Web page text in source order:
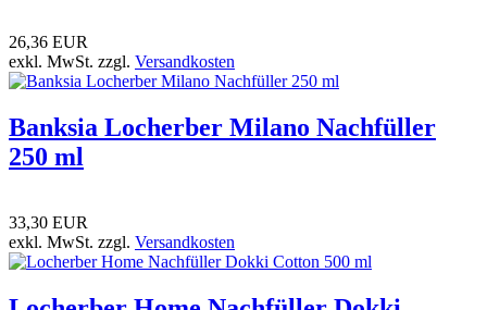
26,36 EUR
exkl. MwSt. zzgl. Versandkosten
Banksia Locherber Milano Nachfüller
250 ml
33,30 EUR
exkl. MwSt. zzgl. Versandkosten